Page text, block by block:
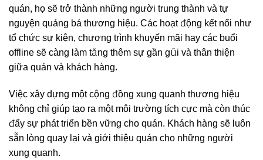
quán, họ sẽ trở thành những người trung thành và tự
nguyện quảng bá thương hiệu. Các hoạt động kết nối như
tổ chức sự kiện, chương trình khuyến mãi hay các buổi
offline sẽ càng làm tăng thêm sự gần gũi và thân thiện
giữa quán và khách hàng.
Việc xây dựng một cộng đồng xung quanh thương hiệu
không chỉ giúp tạo ra một môi trường tích cực mà còn thúc
đẩy sự phát triển bền vững cho quán. Khách hàng sẽ luôn
sẵn lòng quay lại và giới thiệu quán cho những người
xung quanh.